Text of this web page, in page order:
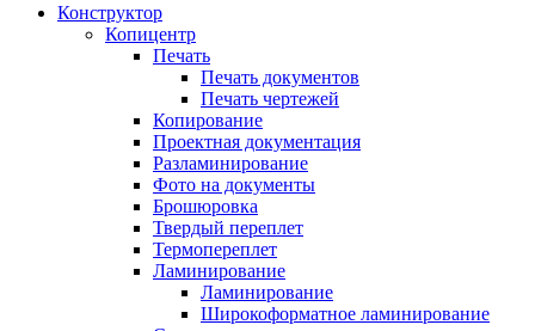
Конструктор
Копицентр
Печать
Печать документов
Печать чертежей
Копирование
Проектная документация
Разламинирование
Фото на документы
Брошюровка
Твердый переплет
Термопереплет
Ламинирование
Ламинирование
Широкоформатное ламинирование